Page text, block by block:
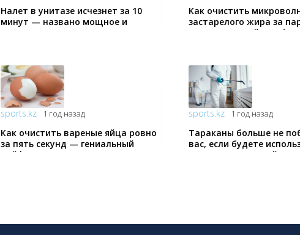
Налет в унитазе исчезнет за 10
минут — названо мощное и
Как очистить
застарелого жира за
— очень легкий и
sports.kz 1 год назад
Как очистить вареные яйца ровно
за пять секунд — гениальный
лайфхак к праздникам
sports.kz 1 год назад
Тараканы больше не
вас, если будете
средство — старый